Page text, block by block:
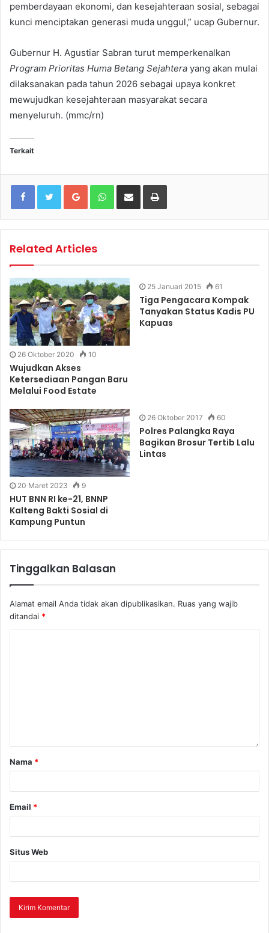
pemberdayaan ekonomi, dan kesejahteraan sosial, sebagai
kunci menciptakan generasi muda unggul,” ucap Gubernur.
Gubernur H. Agustiar Sabran turut memperkenalkan
Program Prioritas Huma Betang Sejahtera yang akan mulai
dilaksanakan pada tahun 2026 sebagai upaya konkret
mewujudkan kesejahteraan masyarakat secara
menyeluruh. (mmc/rn)
Terkait
Google+WhatsApp
Share via Email Print
Related Articles
26 Oktober 2020 10
Wujudkan Akses
Ketersediaan Pangan Baru
Melalui Food Estate
25 Januari 2015 61
Tiga Pengacara Kompak
Tanyakan Status Kadis PU
Kapuas
20 Maret 2023 9
HUT BNN RI ke-21, BNNP
Kalteng Bakti Sosial di
Kampung Puntun
26 Oktober 2017 60
Polres Palangka Raya
Bagikan Brosur Tertib Lalu
Lintas
Tinggalkan Balasan
Alamat email Anda tidak akan dipublikasikan. Ruas yang wajib
ditandai *
Nama *
Email *
Situs Web